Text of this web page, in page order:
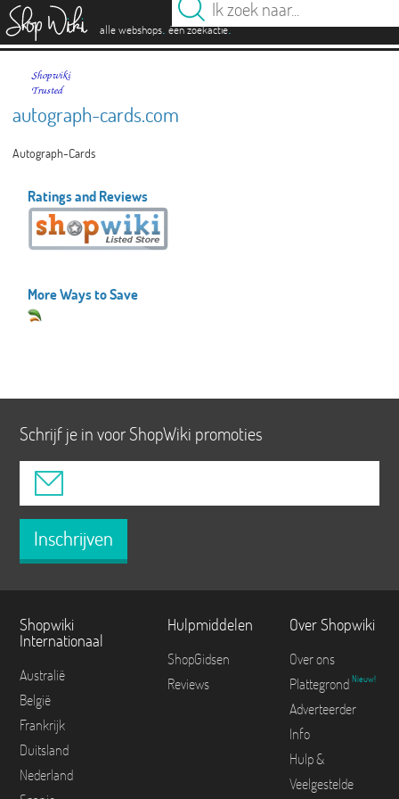
alle webshops. één zoekactie.
autograph-cards.com
Autograph-Cards
Ratings and Reviews
More Ways to Save
Schrijf je in voor ShopWiki promoties
Inschrijven
Shopwiki
Internationaal
Australië
België
Frankrijk
Duitsland
Nederland
Hulpmiddelen
ShopGidsen
Reviews
Over Shopwiki
Over ons
Plattegrond Nieuw!
Adverteerder
Info
Hulp &
Veelgestelde